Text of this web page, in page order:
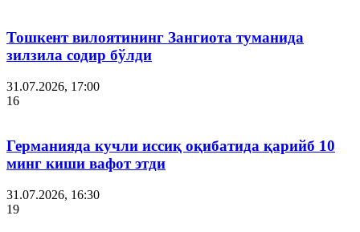
Тошкент вилоятининг Зангиота туманида
зилзила содир бўлди
31.07.2026, 17:00
16
Германияда кучли иссиқ оқибатида қарийб 10
минг киши вафот этди
31.07.2026, 16:30
19